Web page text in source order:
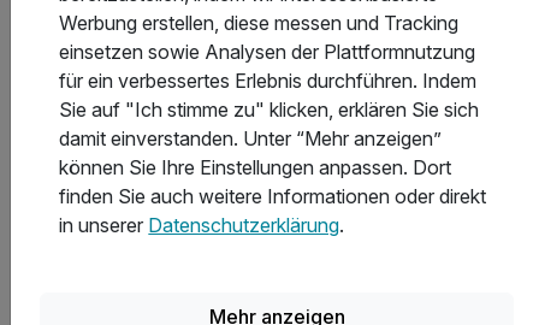
Fahrradverleih vorhanden ist. Der wunderschöne
Fahrradweg über Darlowo, Dabki bis zu Dabkowice lädt
mit seiner außergewöhnlichen Landschaft an der
Bukowo-See-Küste entlang ein. Das Animateurteam
vom Spa Lidia bereitet für Sie vor Ort eine breite
Ausflugspalette und interessante Abendveranstaltungen
vor. Auch eine ganze Reihe von wunderschönen
Schiffen bietet der ganzen Familie eine angenehme und
sichere Seereisen an.
Hotelausstattung
Werbung erstellen, diese messen und Tracking
einsetzen sowie Analysen der Plattformnutzung
für ein verbessertes Erlebnis durchführen. Indem
Sie auf "Ich stimme zu" klicken, erklären Sie sich
damit einverstanden. Unter “Mehr anzeigen”
können Sie Ihre Einstellungen anpassen. Dort
finden Sie auch weitere Informationen oder direkt
in unserer Datenschutzerklärung.
Mehr anzeigen